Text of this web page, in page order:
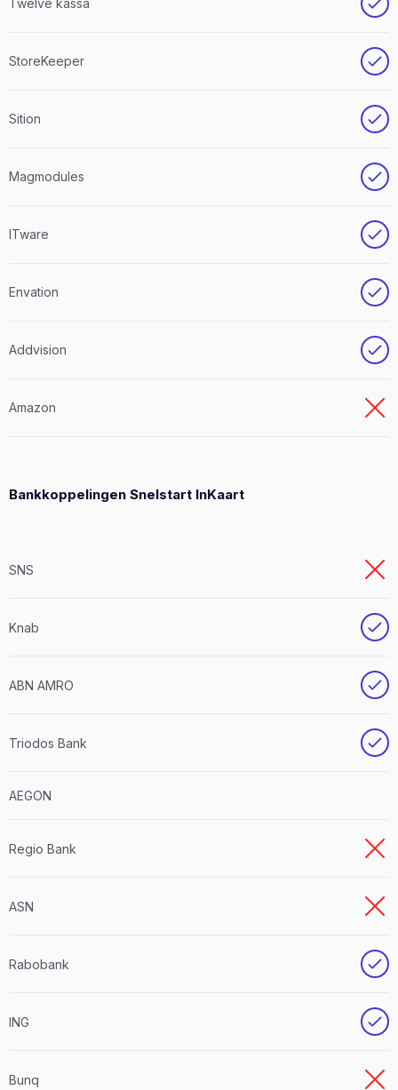
Twelve kassa
StoreKeeper
Sition
Magmodules
ITware
Envation
Addvision
Amazon
Bankkoppelingen Snelstart InKaart
SNS
Knab
ABN AMRO
Triodos Bank
AEGON
Regio Bank
ASN
Rabobank
ING
Bunq